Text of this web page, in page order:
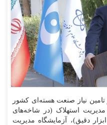
تامین نیاز صنعت هسته‌ای کشور
استهلاک (در شاخه‌های
دقیق)، آزمایشگاه مدیریت